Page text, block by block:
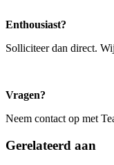
Enthousiast?
Solliciteer dan direct.
Vragen?
Neem contact op met
Gerelateerd aan